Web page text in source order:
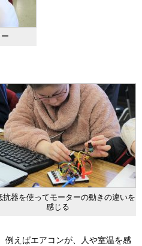
抗器を使ってモーターの動きの違いを
感じる
例えばエアコンが、人や室温を感